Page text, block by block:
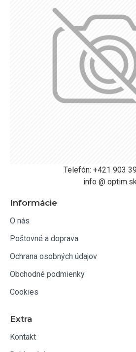
Telefón: +421 903
info @
Informácie
O nás
Poštovné a doprava
Ochrana osobných údajov
Obchodné podmienky
Cookies
Extra
Kontakt